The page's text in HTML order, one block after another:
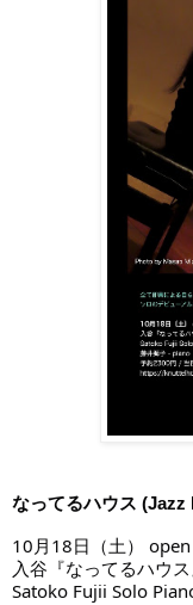
なってるハウス (Jazz
10月18日（土）
入谷『なってるハウス
Satoko Fujii Solo